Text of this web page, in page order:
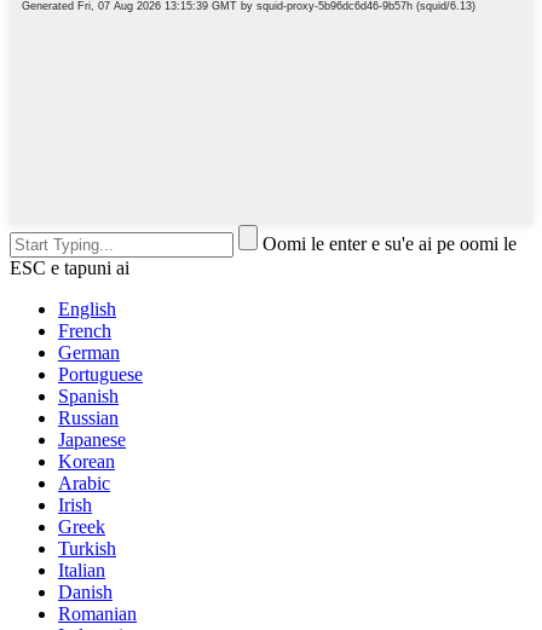
Oomi le enter e su'e ai pe oomi le
ESC e tapuni ai
English
French
German
Portuguese
Spanish
Russian
Japanese
Korean
Arabic
Irish
Greek
Turkish
Italian
Danish
Romanian